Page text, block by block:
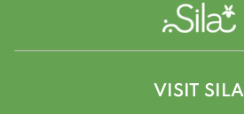
VISIT SILA